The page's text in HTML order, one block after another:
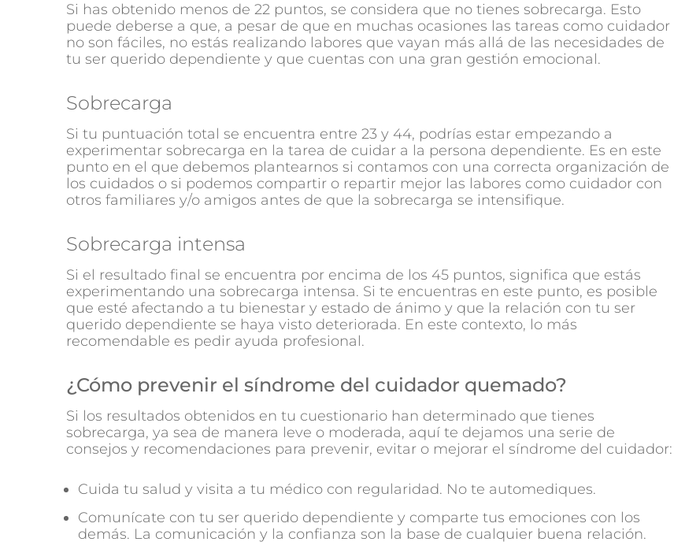
Si has obtenido menos de 22 puntos, se considera que no tienes sobrecarga. Esto
puede deberse a que, a pesar de que en muchas ocasiones las tareas como cuidador
no son fáciles, no estás realizando labores que vayan más allá de las necesidades de
tu ser querido dependiente y que cuentas con una gran gestión emocional.
Sobrecarga
Si tu puntuación total se encuentra entre 23 y 44, podrías estar empezando a
experimentar sobrecarga en la tarea de cuidar a la persona dependiente. Es en este
punto en el que debemos plantearnos si contamos con una correcta organización de
los cuidados o si podemos compartir o repartir mejor las labores como cuidador con
otros familiares y/o amigos antes de que la sobrecarga se intensifique.
Sobrecarga intensa
Si el resultado final se encuentra por encima de los 45 puntos, significa que estás
experimentando una sobrecarga intensa. Si te encuentras en este punto, es posible
que esté afectando a tu bienestar y estado de ánimo y que la relación con tu ser
querido dependiente se haya visto deteriorada. En este contexto, lo más
recomendable es pedir ayuda profesional.
¿Cómo prevenir el síndrome del cuidador quemado?
Si los resultados obtenidos en tu cuestionario han determinado que tienes
sobrecarga, ya sea de manera leve o moderada, aquí te dejamos una serie de
consejos y recomendaciones para prevenir, evitar o mejorar el síndrome del cuidador:
Cuida tu salud y visita a tu médico con regularidad. No te automediques.
Comunícate con tu ser querido dependiente y comparte tus emociones con los
demás. La comunicación y la confianza son la base de cualquier buena relación.